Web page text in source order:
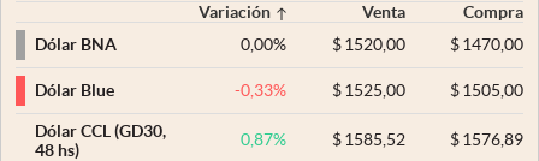
Variación Venta
Compra
Dólar BNA
0,00% $ 1520,00 $1470,00
Dólar Blue -0,33% $ 1525,00 $1505,00
Dólar CCL (GD30,
48 hs)
0,87% $ 1585,52 $1576,89